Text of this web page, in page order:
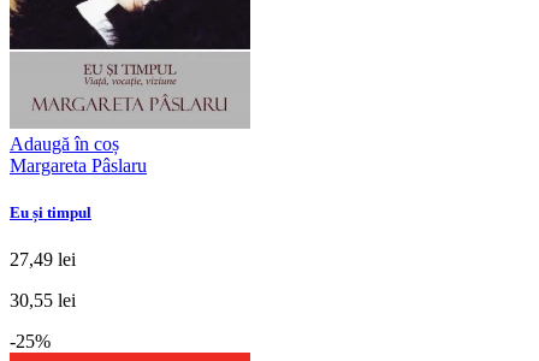
Adaugă în coș
Margareta Pâslaru
Eu și timpul
27,49 lei
30,55 lei
-25%